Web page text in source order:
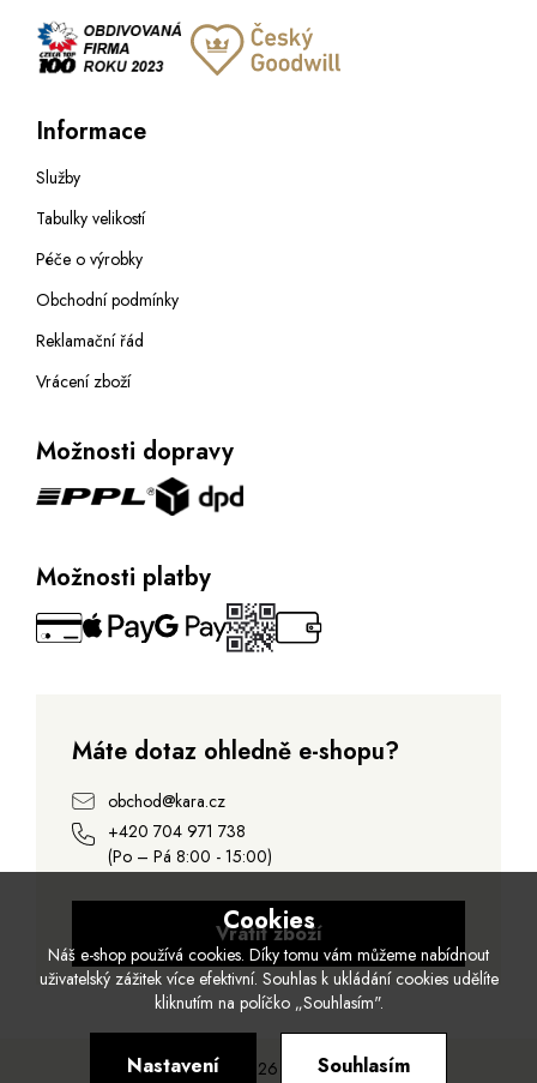
Informace
Služby
Tabulky velikostí
Péče o výrobky
Obchodní podmínky
Reklamační řád
Vrácení zboží
Možnosti dopravy
Možnosti platby
Máte dotaz ohledně e-shopu?
obchod@kara.cz
+420 704 971 738
(Po – Pá 8:00 - 15:00)
Vrátit zboží
© 2026 Kara.
Cookies
Náš e-shop používá cookies. Díky tomu vám můžeme nabídnout
uživatelský zážitek více efektivní. Souhlas k ukládání cookies udělíte
kliknutím na políčko „Souhlasím".
Nastavení Souhlasím